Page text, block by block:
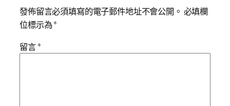
發佈留言必須填寫的電子郵件地址不會公開。 必填欄
位標示為*
留言*